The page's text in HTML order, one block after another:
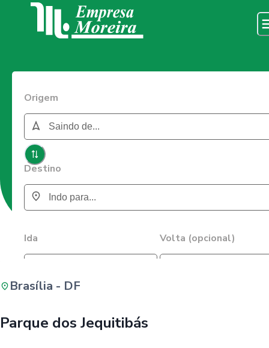
Origem
Destino
Ida Volta (opcional)
Brasília - DF
Parque dos Jequitibás